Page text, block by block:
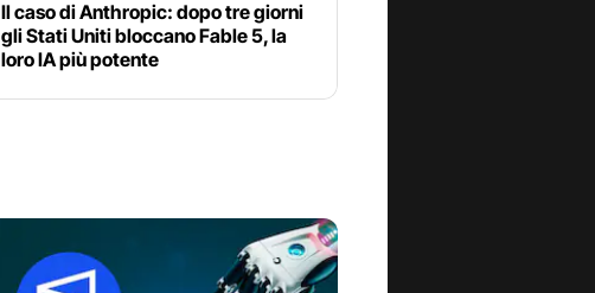
Il caso di Anthropic: dopo tre giorni
gli Stati Uniti bloccano Fable 5, la
loro IA più potente